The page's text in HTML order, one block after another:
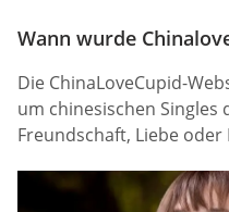
Wann wurde
Die ChinaLoveCupid-
um chinesischen Singles
Freundschaft, Liebe oder